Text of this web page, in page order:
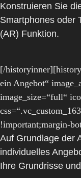
Konstruieren Sie
Smartphones oder
(AR) Funktion.
[/
ein Angebot“
image_size=“full“
!important;margin-
Auf Grundlage der
individuelles
Ihre Grundrisse